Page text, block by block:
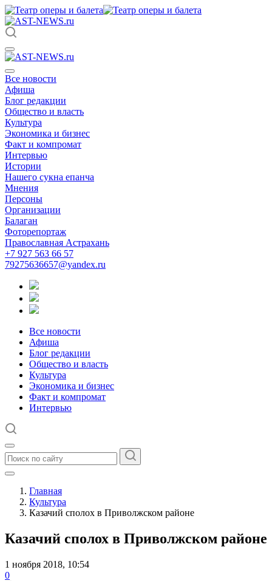
Все новости
Афиша
Блог редакции
Общество и власть
Культура
Экономика и бизнес
Факт и компромат
Интервью
Истории
Нашего сукна епанча
Мнения
Персоны
Организации
Балаган
Фоторепортаж
Православная Астрахань
+7 927 563 66 57
79275636657@yandex.ru
Все новости
Афиша
Блог редакции
Общество и власть
Культура
Экономика и бизнес
Факт и компромат
Интервью
Главная
Культура
Казачий сполох в Приволжском районе
Казачий сполох в Приволжском районе
1 ноября 2018, 10:54
0